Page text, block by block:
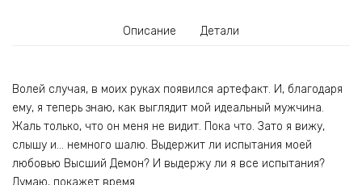
Описание Детали
Волей случая, в моих руках появился артефакт. И, благодаря
ему, я теперь знаю, как выглядит мой идеальный мужчина.
Жаль только, что он меня не видит. Пока что. Зато я вижу,
слышу и… немного шалю. Выдержит ли испытания моей
любовью Высший Демон? И выдержу ли я все испытания?
Думаю, покажет время.